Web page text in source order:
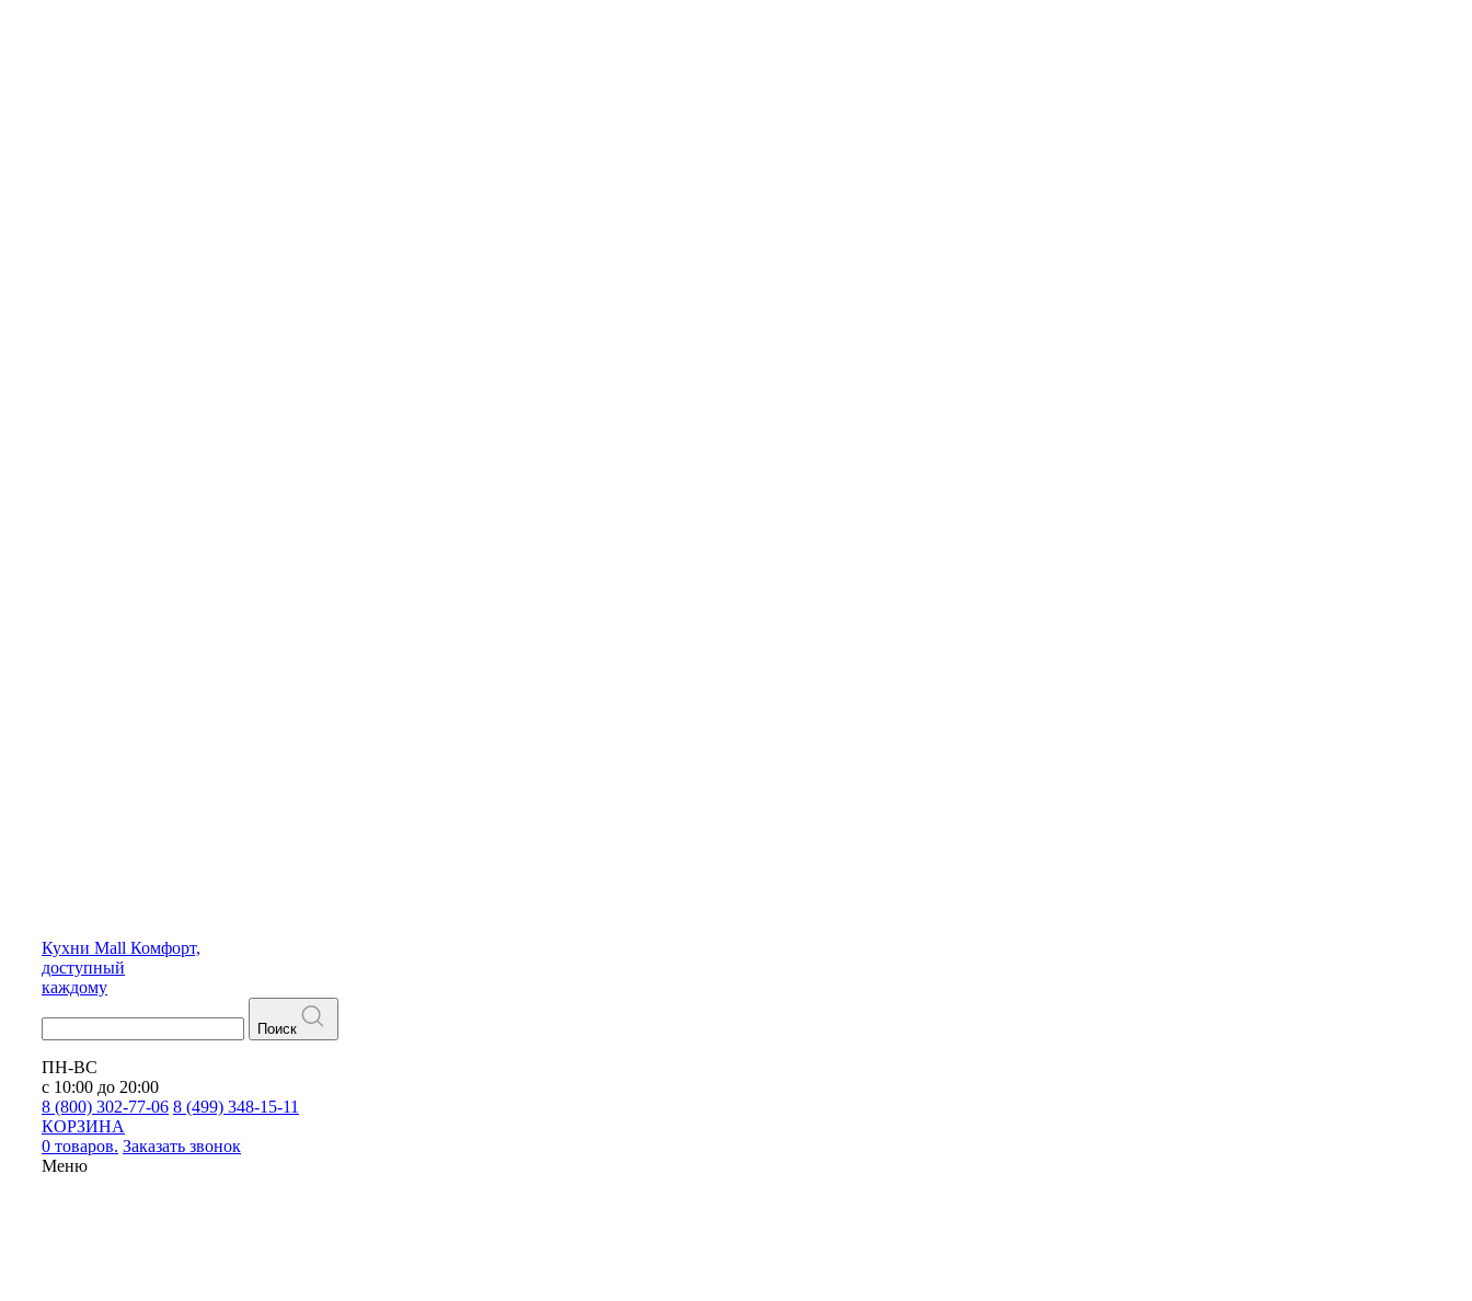
Кухни Mall Комфорт,
доступный
каждому
Поиск
ПН-ВС
с 10:00 до 20:00
8 (800) 302-77-06 8 (499) 348-15-11
КОРЗИНА
0 товаров. Заказать звонок
Меню